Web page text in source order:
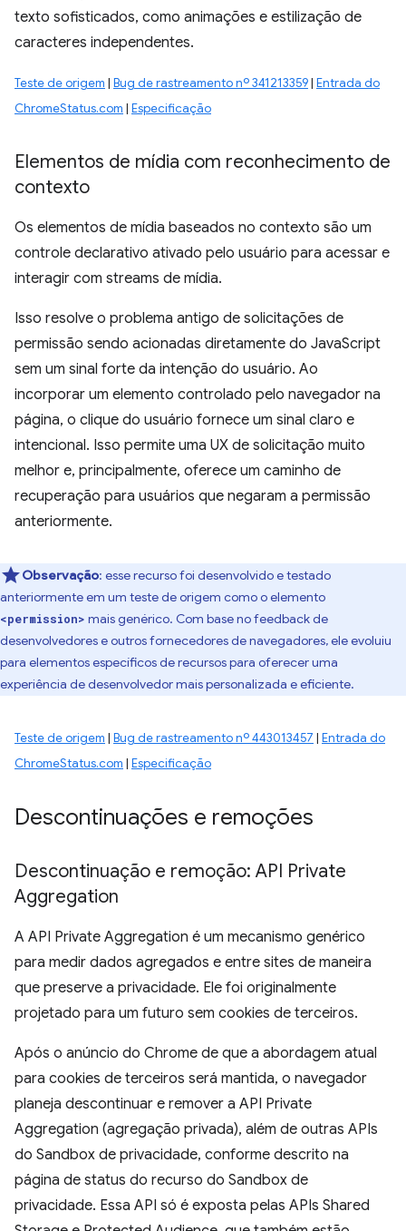
texto sofisticados, como animações e estilização de
caracteres independentes.
Teste de origem | Bug de rastreamento nº 341213359| Entrada do
ChromeStatus.com | Especificação
Elementos de mídia com reconhecimento de
contexto
Os elementos de mídia baseados no contexto são um
controle declarativo ativado pelo usuário para acessar e
interagir com streams de mídia.
Isso resolve o problema antigo de solicitações de
permissão sendo acionadas diretamente do JavaScript
sem um sinal forte da intenção do usuário. Ao
incorporar um elemento controlado pelo navegador na
página, o clique do usuário fornece um sinal claro e
intencional. Isso permite uma UX de solicitação muito
melhor e, principalmente, oferece um caminho de
recuperação para usuários que negaram a permissão
anteriormente.
Observação: esse recurso foi desenvolvido e testado
anteriormente em um teste de origem como o elemento
<permission> mais genérico. Com base no feedback de
desenvolvedores e outros fornecedores de navegadores, ele evoluiu
para elementos específicos de recursos para oferecer uma
experiência de desenvolvedor mais personalizada e eficiente.
Teste de origem | Bug de rastreamento nº 443013457 | Entrada do
ChromeStatus.com | Especificação
Descontinuações e remoções
Descontinuação e remoção: API Private
Aggregation
A API Private Aggregation é um mecanismo genérico
para medir dados agregados e entre sites de maneira
que preserve a privacidade. Ele foi originalmente
projetado para um futuro sem cookies de terceiros.
Após o anúncio do Chrome de que a abordagem atual
para cookies de terceiros será mantida, o navegador
planeja descontinuar e remover a API Private
Aggregation (agregação privada), além de outras APIs
do Sandbox de privacidade, conforme descrito na
página de status do recurso do Sandbox de
privacidade. Essa API só é exposta pelas APIs Shared